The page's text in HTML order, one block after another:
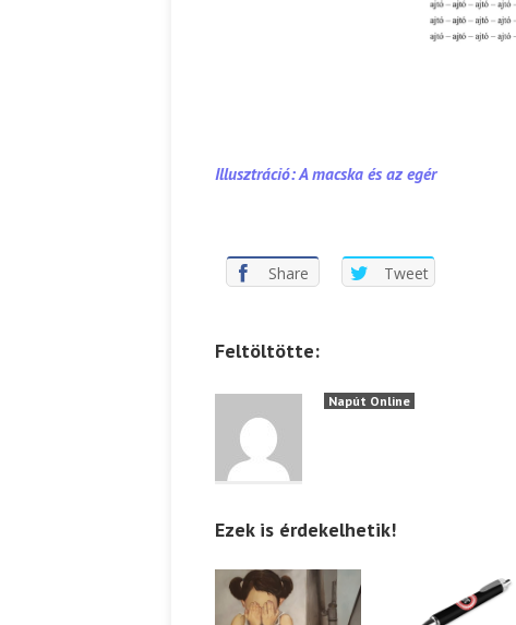
Illusztráció: A macska és az egér
Share Tweet
Feltöltötte:
Napút Online
Ezek is érdekelhetik!